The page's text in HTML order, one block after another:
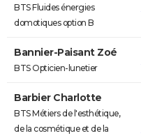
BTS Fluides énergies
domotiques option B
Bannier-Paisant Zoé
BTS Opticien-lunetier
Barbier Charlotte
BTS Métiers de l'esthétique,
de la cosmétique et de la